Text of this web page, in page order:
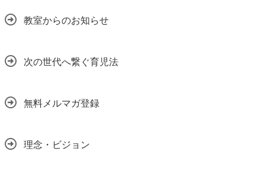
教室からのお知らせ
次の世代へ繋ぐ育児法
無料メルマガ登録
理念・ビジョン